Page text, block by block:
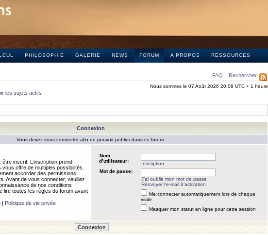
PHILOSOPHIE GALERIE NEWS FORUM A PROPOS RESSOURCES
FAQ Rechercher
Nous sommes le 07 Août 2026 20:08 UTC + 1 heure
les sujets actifs
Connexion
Vous devez vous connecter afin de pouvoir publier dans ce forum.
inscrit. L’inscription prend
offre de multiples possibilités.
accorder des permissions
Avant de vous connecter, veuillez
de nos conditions
lire toutes les règles du forum avant
| Politique de vie privée
Nom
d’utilisateur:
Inscription
Mot de passe:
J’ai oublié mon mot de passe
Renvoyer l’e-mail d’activation
Me connecter automatiquement lors de chaque
visite
Masquer mon statut en ligne pour cette session